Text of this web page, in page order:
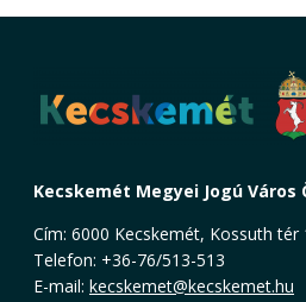
Kecskemét Megyei Jogú Város
Cím: 6000 Kecskemét, Kossuth tér
Telefon: +36-76/513-513
E-mail: kecskemet@kecskemet.hu